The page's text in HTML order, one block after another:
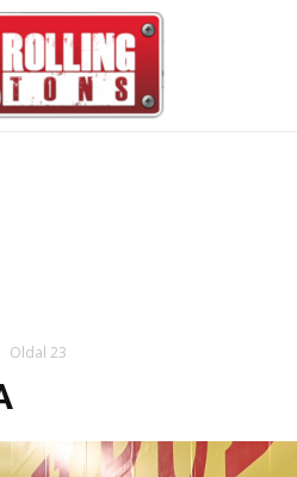
Oldal 23